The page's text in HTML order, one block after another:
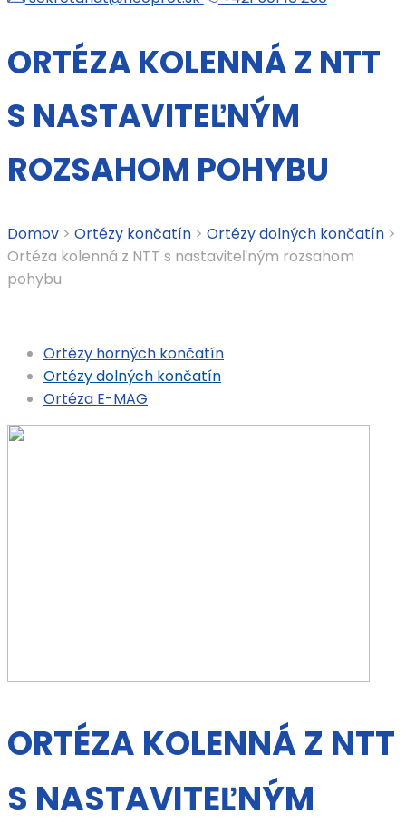
ORTÉZA KOLENNÁ Z NTT
S NASTAVITEĽNÝM
ROZSAHOM POHYBU
Domov > Ortézy končatín > Ortézy dolných končatín >
Ortéza kolenná z NTT s nastaviteľným rozsahom
pohybu
Ortézy horných končatín
Ortézy dolných končatín
Ortéza E-MAG
ORTÉZA KOLENNÁ Z NTT
S NASTAVITEĽNÝM